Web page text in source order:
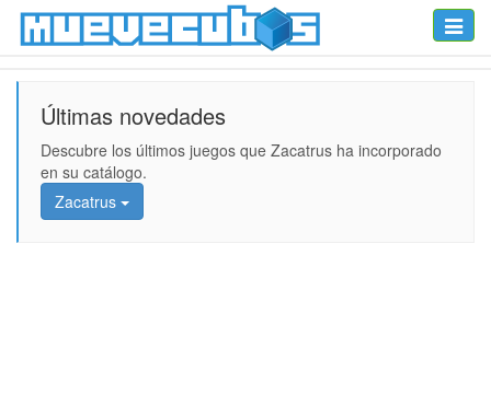
Toggle
Últimas novedades
Descubre los últimos juegos que Zacatrus ha incorporado
en su catálogo.
Zacatrus